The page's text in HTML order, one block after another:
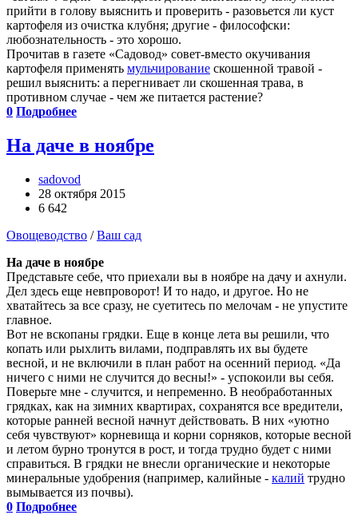
прийти в голову выяснить и проверить - разовьется ли куст
картофеля из очистка клубня; другие - философски:
любознательность - это хорошо.
Прочитав в газете «Садовод» совет-вместо окучивания
картофеля применять мульчирование скошенной травой -
решил выяснить: а перегнивает ли скошенная трава, в
противном случае - чем же питается растение?
0 Подробнее
На даче в ноябре
sadovod
28 октября 2015
6 642
Овощеводство /Ваш сад
На даче в ноябре
Представьте себе, что приехали вы в ноябре на дачу и ахнули.
Дел здесь еще невпроворот! И то надо, и другое. Но не
хватайтесь за все сразу, не суетитесь по мелочам - не упустите
главное.
Вот не вскопаны грядки. Еще в конце лета вы решили, что
копать или рыхлить вилами, подправлять их вы будете
весной, и не включили в план работ на осенний период. «Да
ничего с ними не случится до весны!» - успокоили вы себя.
Поверьте мне - случится, и непременно. В необработанных
грядках, как на зимних квартирах, сохранятся все вредители,
которые ранней весной начнут действовать. В них «уютно
себя чувствуют» корневища и корни сорняков, которые весной
и летом бурно тронутся в рост, и тогда трудно будет с ними
справиться. В грядки не внесли органические и некоторые
минеральные удобрения (например, калийные - калий трудно
вымывается из почвы).
0 Подробнее